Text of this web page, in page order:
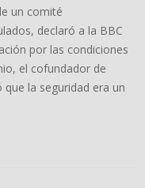
un comité
declaró a la BBC
por las condiciones
el cofundador de
que la seguridad era un